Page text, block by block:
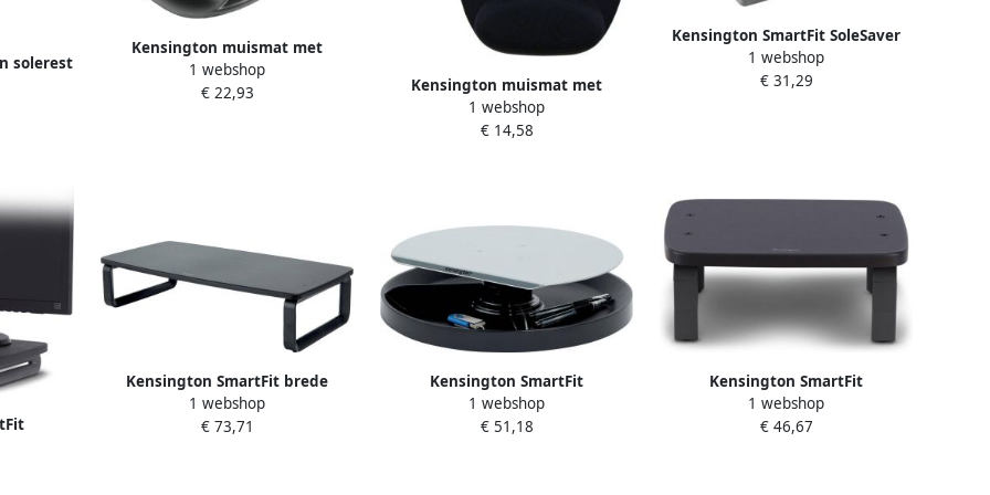
solerest
Kensington muismat met
polssteun met gelvulling zwart
1 webshop
€ 22,93
Kensington muismat met
polssteun met schuimvulling
zwart
1 webshop
€ 14,58
Kensington SmartFit SoleSaver
voetensteun
1 webshop
€ 31,29
Kensington SmartFit brede
monitorstandaard zwart
1 webshop
€ 73,71
Kensington SmartFit
monitorstandaard Spin Station
zwart
1 webshop
€ 51,18
Kensington SmartFit
monitorstandaard zwart
1 webshop
€ 46,67